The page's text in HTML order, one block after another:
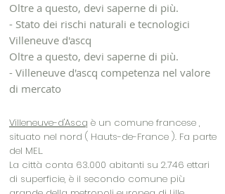
Oltre a questo, devi saperne di più.
- Stato dei rischi naturali e tecnologici
Villeneuve d'ascq
Oltre a questo, devi saperne di più.
- Villeneuve d'ascq competenza nel valore
di mercato
Villeneuve-d'Ascq è un comune francese ,
situato nel nord ( Hauts-de-France ). Fa parte
del MEL.
La città conta 63.000 abitanti su 2.746 ettari
di superficie, è il secondo comune più